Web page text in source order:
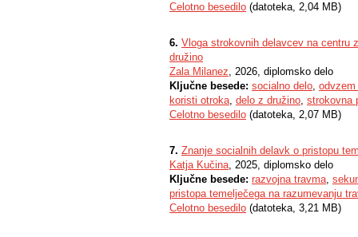
Celotno besedilo (datoteka, 2,04 MB)
6. Vloga strokovnih delavcev na centru
družino
Zala Milanez, 2026, diplomsko delo
Ključne besede: socialno delo, odvzem
koristi otroka, delo z družino, strokovna
Celotno besedilo (datoteka, 2,07 MB)
7. Znanje socialnih delavk o pristopu
Katja Kučina, 2025, diplomsko delo
Ključne besede: razvojna travma,
pristopa temelječega na razumevanju
Celotno besedilo (datoteka, 3,21 MB)